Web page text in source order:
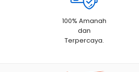
100% Amanah
dan
Terpercaya.